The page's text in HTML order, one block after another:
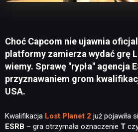
Choć Capcom nie ujawnia
platformy zamierza wydać grę
wiemy. Sprawę "rypła" agencja
przyznawaniem grom
USA.
Kwalifikacja Lost Planet 2 już pojawiła
ESRB – gra otrzymała oznaczenie T